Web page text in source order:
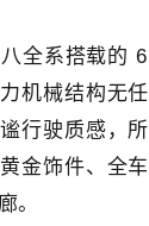
全系搭载的
机械结构无
行驶质感，
金饰件、全
。